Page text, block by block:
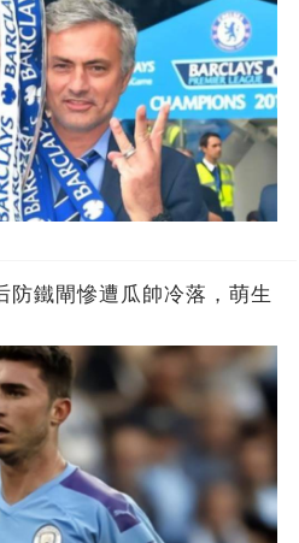
防鐵閘慘遭瓜帥冷落，萌生